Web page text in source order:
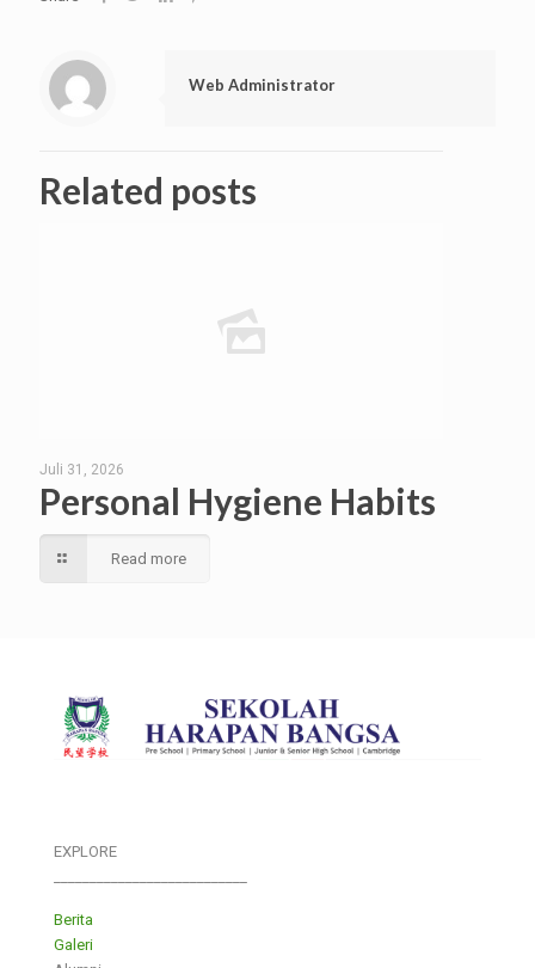
Web Administrator
Related posts
Juli 31, 2026
Personal Hygiene Habits
Read more
EXPLORE
Berita
Galeri